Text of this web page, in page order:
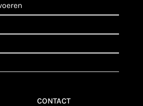
CONTACT